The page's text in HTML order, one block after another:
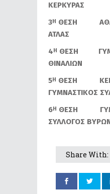
ΚΕΡΚΥΡΑΣ
3Η ΘΕΣΗ
ΑΤΛΑΣ
4Η ΘΕΣΗ
ΘΙΝΑΛΙΩΝ
5Η ΘΕΣΗ
ΓΥΜΝΑΣΤΙΚΟΣ
6Η ΘΕΣΗ
ΣΥΛΛΟΓΟΣ
Share With: